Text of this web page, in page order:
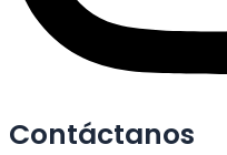
Contáctanos